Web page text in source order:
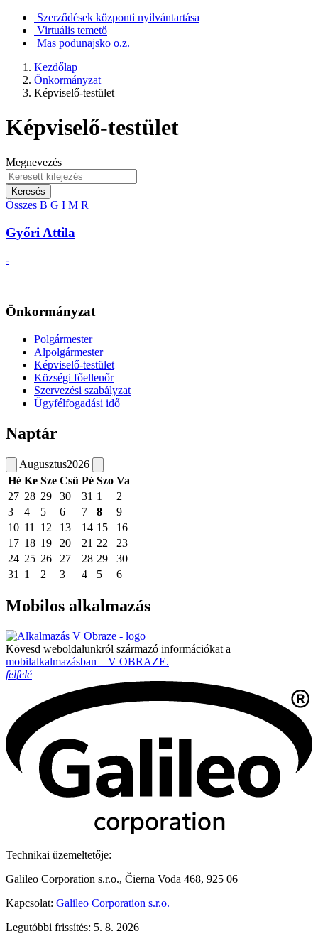
Szerződések központi nyilvántartása
Virtuális temető
Mas podunajsko o.z.
Kezdőlap
Önkormányzat
Képviselő-testület
Képviselő-testület
Megnevezés
Keresés
Összes B G I M R
Győri Attila
-
Önkormányzat
Polgármester
Alpolgármester
Képviselő-testület
Községi főellenőr
Szervezési szabályzat
Ügyfélfogadási idő
Naptár
Augusztus2026
Hé Ke Sze Csü Pé Szo Va
27 28 29 30 31 1
2
3
4 5 6 7 8
9
10 11 12 13 14 15
16
17 18 19 20 21 22
23
24 25 26 27 28 29
30
31
1 2 3 4 5 6
Mobilos alkalmazás
Kövesd weboldalunkról származó információkat a
mobilalkalmazásban – V OBRAZE.
felfelé
Technikai üzemeltetője:
Galileo Corporation s.r.o., Čierna Voda 468, 925 06
Kapcsolat: Galileo Corporation s.r.o.
Legutóbbi frissítés: 5. 8. 2026